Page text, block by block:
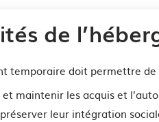
de
temporaire doit permettre de
maintenir les acquis et
leur intégration